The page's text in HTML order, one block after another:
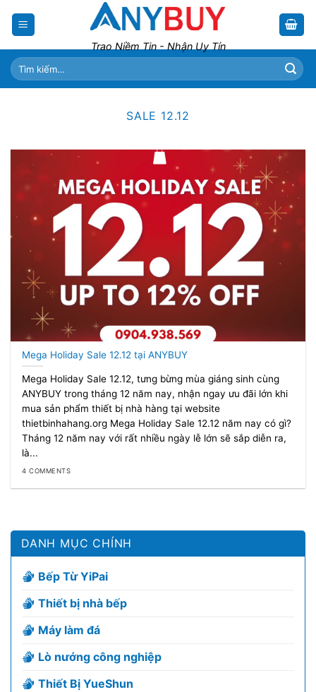
Trao Niềm Tin - Nhận Uy Tín
Tìm
kiếm:
SALE 12.12
Mega Holiday Sale 12.12 tại ANYBUY
Mega Holiday Sale 12.12, tưng bừng mùa giáng sinh cùng
ANYBUY trong tháng 12 năm nay, nhận ngay ưu đãi lớn khi
mua sản phẩm thiết bị nhà hàng tại website
thietbinhahang.org Mega Holiday Sale 12.12 năm nay có gì?
Tháng 12 năm nay với rất nhiều ngày lễ lớn sẽ sắp diễn ra,
là...
4 COMMENTS
DANH MỤC CHÍNH
Bếp Từ YiPai
Thiết bị nhà bếp
Máy làm đá
Lò nướng công nghiệp
Thiết Bị YueShun